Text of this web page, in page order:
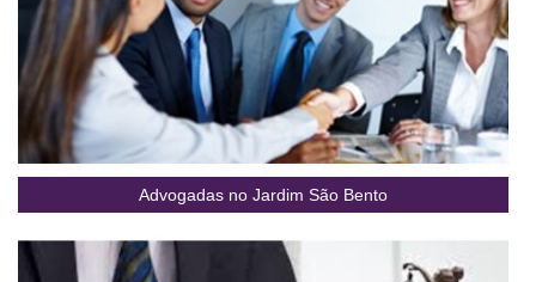
Advogadas no Jardim São Bento